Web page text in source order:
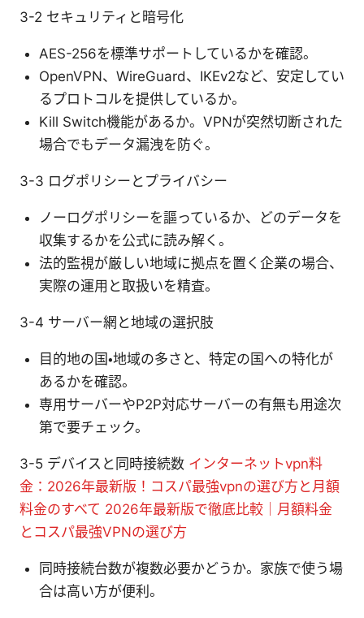
3-2 セキュリティと暗号化
AES-256を標準サポートしているかを確認。
OpenVPN、WireGuard、IKEv2など、安定してい
るプロトコルを提供しているか。
Kill Switch機能があるか。VPNが突然切断された
場合でもデータ漏洩を防ぐ。
3-3 ログポリシーとプライバシー
ノーログポリシーを謳っているか、どのデータを
収集するかを公式に読み解く。
法的監視が厳しい地域に拠点を置く企業の場合、
実際の運用と取扱いを精査。
3-4 サーバー網と地域の選択肢
目的地の国・地域の多さと、特定の国への特化が
あるかを確認。
専用サーバーやP2P対応サーバーの有無も用途次
第で要チェック。
3-5 デバイスと同時接続数 インターネットvpn料
金：2026年最新版！コスパ最強vpnの選び方と月額
料金のすべて 2026年最新版で徹底比較｜月額料金
とコスパ最強VPNの選び方
同時接続台数が複数必要かどうか。家族で使う場
合は高い方が便利。